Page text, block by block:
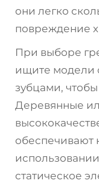
они легко
повреждение
При выборе
ищите модели
зубцами,
Деревянные
статическое